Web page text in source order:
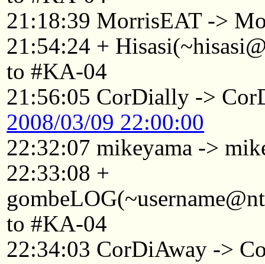
21:18:39 MorrisEAT ->
21:54:24 +
to #KA-04
21:56:05 CorDially ->
2008/03/09 22:00:00
22:32:07 mikeyama ->
22:33:08 +
to #KA-04
22:34:03 CorDiAway ->